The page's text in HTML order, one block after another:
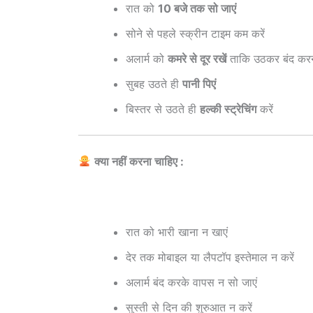
रात को 10 बजे तक सो जाएं
सोने से पहले स्क्रीन टाइम कम करें
अलार्म को कमरे से दूर रखेंताकि उठकर बंद
सुबह उठते ही पानी पिएं
बिस्तर से उठते ही हल्की स्ट्रेचिंगकरें
क्या नहीं करना चाहिए :
रात को भारी खाना न खाएं
देर तक मोबाइल या लैपटॉप इस्तेमाल न करें
अलार्म बंद करके वापस न सो जाएं
सुस्ती से दिन की शुरुआत न करें